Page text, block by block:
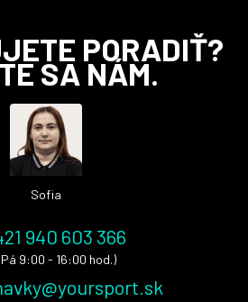
PORADIŤ?
SA NÁM.
Sofia
940 603 366
9:00 - 16:00 hod.)